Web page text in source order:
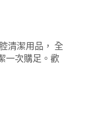
清潔用品， 全
一次購足。歡